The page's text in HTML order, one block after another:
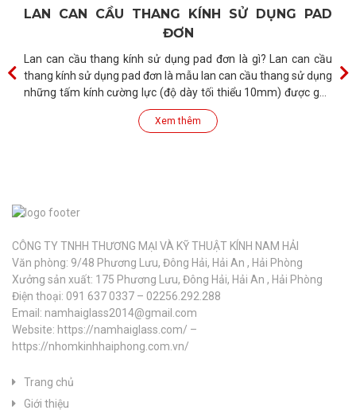
LAN CAN CẦU THANG KÍNH SỬ DỤNG PAD
ĐƠN
Lan can cầu thang kính sử dụng pad đơn là gì? Lan can cầu
thang kính sử dụng pad đơn là mẫu lan can cầu thang sử dụng
những tấm kính cường lực (độ dày tối thiểu 10mm) được gắn
với sườn của bậc cầu thang và tay vịn bằng các pad đơn có
hình
Xem thêm
CÔNG TY TNHH THƯƠNG MẠI VÀ KỸ THUẬT KÍNH NAM HẢI
Văn phòng: 9/48 Phương Lưu, Đông Hải, Hải An , Hải Phòng
Xưởng sản xuất: 175 Phương Lưu, Đông Hải, Hải An , Hải Phòng
Điện thoại: 091 637 0337 – 02256.292.288
Email: namhaiglass2014@gmail.com
Website: https://namhaiglass.com/ –
https://nhomkinhhaiphong.com.vn/
Trang chủ
Giới thiệu